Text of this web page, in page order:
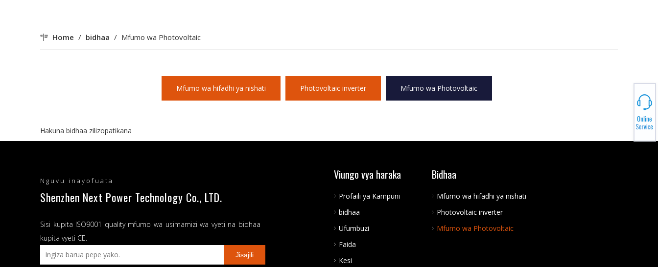
Home / bidhaa / Mfumo wa Photovoltaic
Mfumo wa hifadhi ya nishati Photovoltaic inverter Mfumo wa Photovoltaic
Hakuna bidhaa zilizopatikana
Nguvu inayofuata
Shenzhen Next Power Technology Co., LTD.
Sisi kupita ISO9001 quality mfumo wa usimamizi wa vyeti na bidhaa
kupita vyeti CE.
Jisajili
Viungo vya haraka
Profaili ya Kampuni
bidhaa
Ufumbuzi
Faida
Kesi
Bidhaa
Mfumo wa hifadhi ya nishati
Photovoltaic inverter
Mfumo wa Photovoltaic